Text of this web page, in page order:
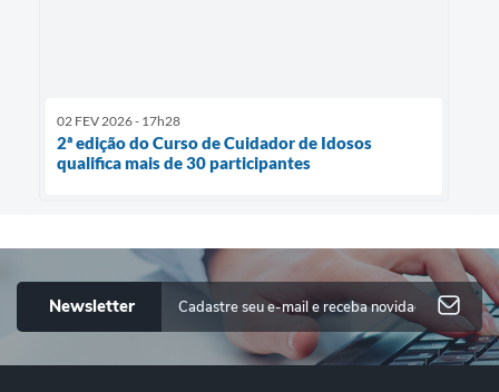
02 FEV 2026 - 17h28
2ª edição do Curso de Cuidador de Idosos
qualifica mais de 30 participantes
Newsletter